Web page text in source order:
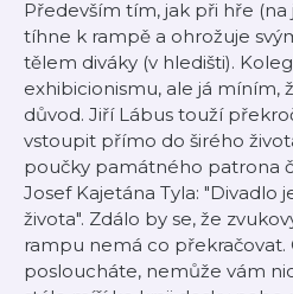
Především tím, jak při hře
tíhne k rampě a ohrožuje
tělem diváky (v hledišti).
exhibicionismu, ale já míním,
důvod. Jiří Lábus touží
vstoupit přímo do širého
poučky památného patrona
Josef Kajetána Tyla: "Divadlo
života". Zdálo by se, že
rampu nemá co překračovat.
posloucháte, nemůže vám